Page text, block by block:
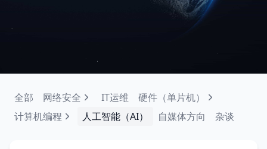
全部 网络安全 IT运维
硬件（单片机）
计算机编程
人工智能（AI） 自媒体方向 杂谈